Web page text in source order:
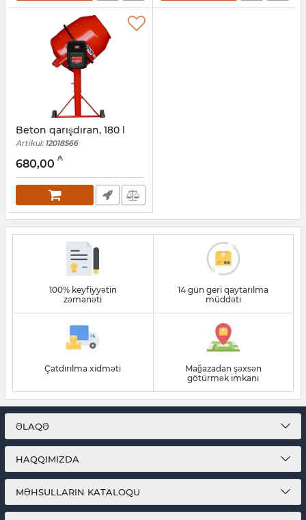
Beton qarışdıran, 180 l
Artikul: 12018566
680,00 ₼
100% keyfiyyətin
zəmanəti
14 gün geri qaytarılma
müddəti
Çatdırılma xidməti
Mağazadan şəxsən
götürmək imkanı
ƏLAQƏ
HAQQIMIZDA
MƏHSULLARIN KATALOQU